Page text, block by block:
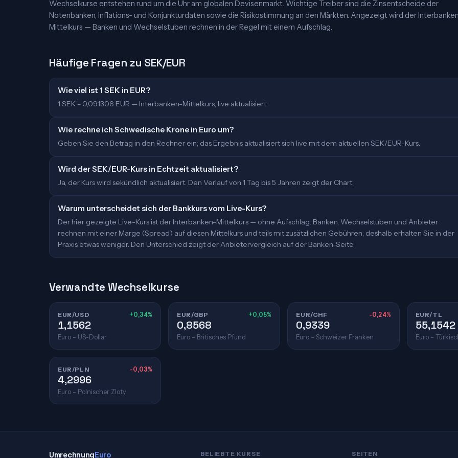
Wechselkurse entstehen rund um die Uhr am globalen Devisenmarkt. Wichtige Treiber sind die Zinsentscheide der
Notenbanken, Inflations- und Konjunkturdaten sowie die Risikostimmung an den Märkten. Angezeigt wird der
Mittelkurs — Banken und Wechselstuben rechnen in der Regel mit einem Aufschlag.
Häufige Fragen zu SEK/EUR
Wie viel ist 1 SEK in EUR?
1 SEK = 0,091306 EUR — Interbanken-Mittelkurs, live aktualisiert.
Wie rechne ich Schwedische Krone in Euro um?
Geben Sie den Betrag in den Rechner ein; das Ergebnis aktualisiert sich live mit dem aktuellen SEK/EUR-Kurs.
Wird der SEK/EUR-Kurs in Echtzeit aktualisiert?
Ja, der Kurs wird sekündlich aktualisiert. Den Verlauf von 1 Tag bis 5 Jahren zeigt der Chart.
Warum unterscheidet sich der Bankkurs vom Live-Kurs?
Der hier gezeigte Live-Kurs ist der Interbanken-Mittelkurs — ohne Aufschlag. Banken, Wechselstuben und Anbieter
rechnen mit einer Marge (Spread) auf diesen Mittelkurs und teils mit zusätzlichen Gebühren; deshalb erhalten Sie in der
Praxis etwas weniger. Den Unterschied zeigt der Anbietervergleich auf der Banken-Seite.
Verwandte Wechselkurse
EUR/USD +0,34%
1,1562
Euro – US-Dollar
EUR/GBP +0,05%
0,8568
Euro – Britisches Pfund
EUR/CHF -0,24%
0,9339
Euro – Schweizer Franken
EUR/TL
55,1542
Euro –
EUR/PLN -0,03%
4,2996
Euro – Polnischer Zloty
UmrechnungEuro BELIEBTE KURSE SEITEN